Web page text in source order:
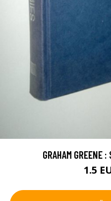
GRAHAM GREENE
1.5